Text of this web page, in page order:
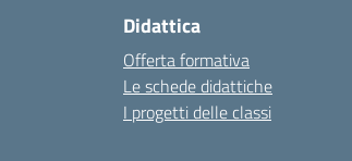
Didattica
Offerta formativa
Le schede didattiche
I progetti delle classi